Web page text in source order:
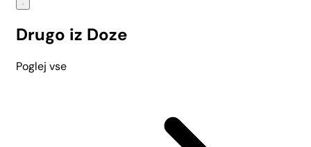
Drugo iz Doze
Poglej vse